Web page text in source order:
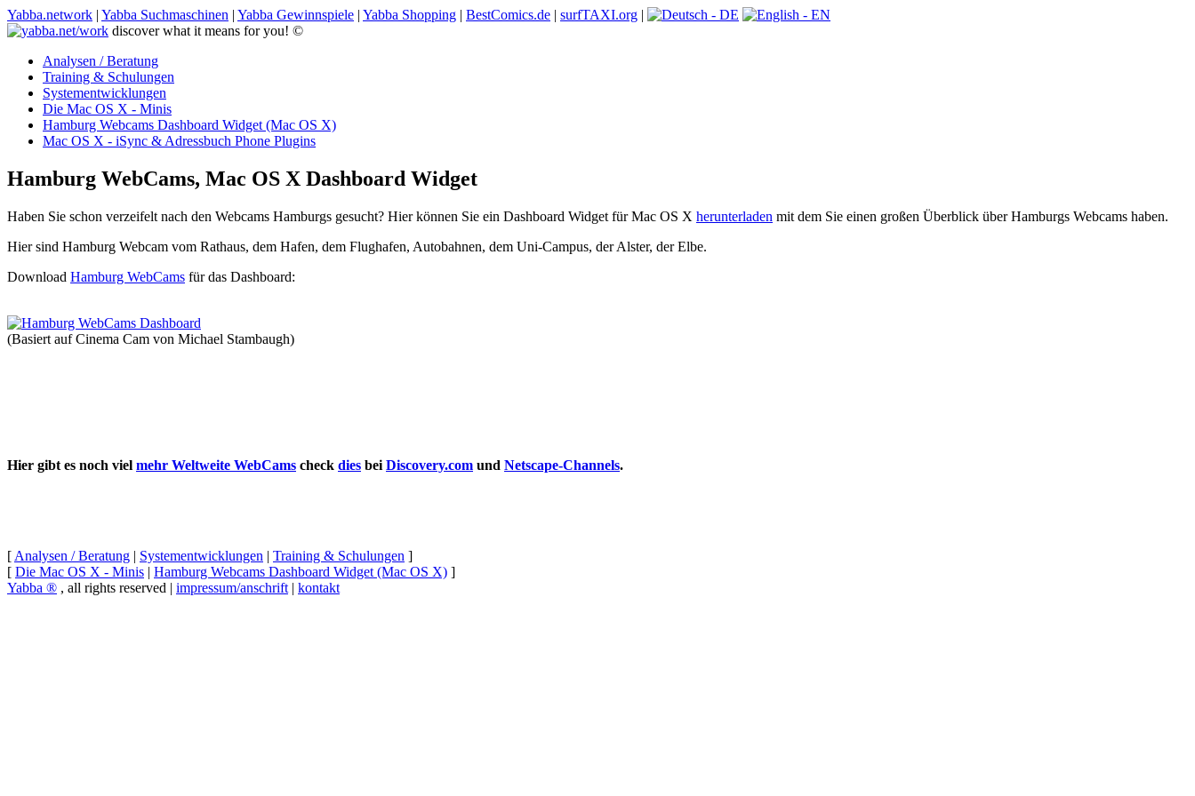
Yabba.network | Yabba Suchmaschinen | Yabba Gewinnspiele | Yabba Shopping | BestComics.de | surfTAXI.org |
discover what it means for you! ©
Analysen / Beratung
Training & Schulungen
Systementwicklungen
Die Mac OS X - Minis
Hamburg Webcams Dashboard Widget (Mac OS X)
Mac OS X - iSync & Adressbuch Phone Plugins
Hamburg WebCams, Mac OS X Dashboard Widget
Haben Sie schon verzeifelt nach den Webcams Hamburgs gesucht? Hier können Sie ein Dashboard Widget für Mac OS X herunterladen mit dem Sie einen großen Überblick über Hamburgs Webcams haben.
Hier sind Hamburg Webcam vom Rathaus, dem Hafen, dem Flughafen, Autobahnen, dem Uni-Campus, der Alster, der Elbe.
Download Hamburg WebCams für das Dashboard:
(Basiert auf Cinema Cam von Michael Stambaugh)
Hier gibt es noch viel mehr Weltweite WebCams check dies bei Discovery.com und Netscape-Channels.
[ Analysen / Beratung | Systementwicklungen | Training & Schulungen ]
[ Die Mac OS X - Minis | Hamburg Webcams Dashboard Widget (Mac OS X) ]
Yabba ® , all rights reserved | impressum/anschrift | kontakt